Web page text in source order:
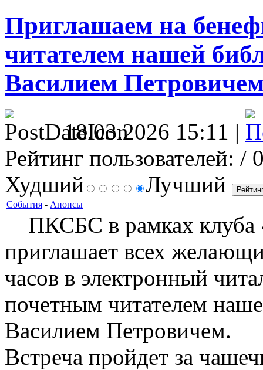
Приглашаем на
читателем нашей
Василием
18.03.2026 15:11 |
Рейтинг пользователей: /
Худший
Лучший
События - Анонсы
ПКСБС в рамках клуба
приглашает всех
часов в электронный
почетным читателем
Василием Петровичем.
Встреча пройдет за